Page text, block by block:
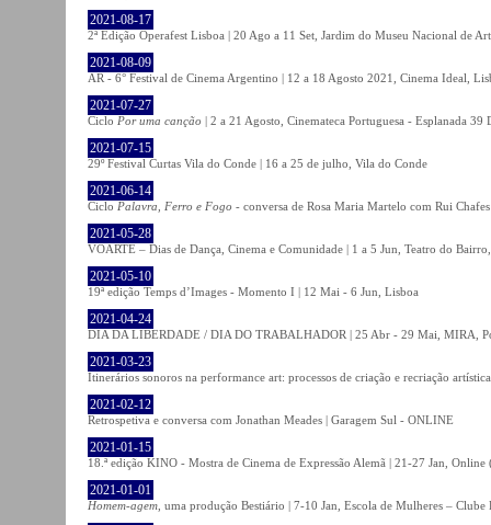
2021-08-17
2ª Edição Operafest Lisboa | 20 Ago a 11 Set, Jardim do Museu Nacional de
2021-08-09
AR - 6° Festival de Cinema Argentino | 12 a 18 Agosto 2021, Cinema Ideal,
2021-07-27
Ciclo Por uma canção | 2 a 21 Agosto, Cinemateca Portuguesa - Esplanada 39
2021-07-15
29º Festival Curtas Vila do Conde | 16 a 25 de julho, Vila do Conde
2021-06-14
Ciclo Palavra, Ferro e Fogo - conversa de Rosa Maria Martelo com Rui
2021-05-28
VOARTE – Dias de Dança, Cinema e Comunidade | 1 a 5 Jun, Teatro do
2021-05-10
19ª edição Temps d’Images - Momento I | 12 Mai - 6 Jun, Lisboa
2021-04-24
DIA DA LIBERDADE / DIA DO TRABALHADOR | 25 Abr - 29 Mai, MIRA,
2021-03-23
Itinerários sonoros na performance art: processos de criação e recriação
2021-02-12
Retrospetiva e conversa com Jonathan Meades | Garagem Sul - ONLINE
2021-01-15
18.ª edição KINO - Mostra de Cinema de Expressão Alemã | 21-27 Jan,
2021-01-01
Homem-agem , uma produção Bestiário | 7-10 Jan, Escola de Mulheres – Clube